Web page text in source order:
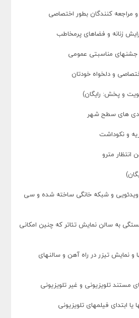
مراجعه کنندگان بطور اختصاصی
زنانه و فضاهای پرمخاطب
مناسبتی عمومی
و دلخواه خودتان
و پخش: رایگان)
های سطح شهر
و نکوداشت
مترو
و شبکه خانگی ساخته شده و سی
به سالن نمایش تئاتر که چنین امکانی
نمایش تیزر در راه آهن و سالنهای
مستند تلویزیونی و غیر تلویزیونی
ابتدای فیلمهای تلویزیونی